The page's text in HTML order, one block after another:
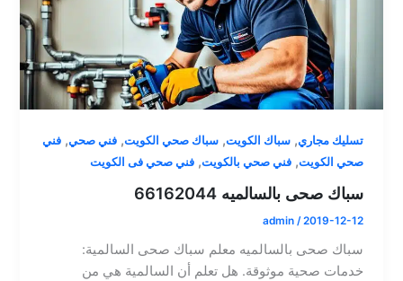
تسليك مجاري,سباك الكويت,سباك صحي الكويت,فني صحي,فني
صحي الكويت,فني صحي بالكويت,فني صحي فى الكويت
سباك صحى بالسالميه 66162044
admin /2019-12-12
سباك صحى بالسالميه معلم سباك صحى السالمية:
خدمات صحية موثوقة. هل تعلم أن السالمية هي من